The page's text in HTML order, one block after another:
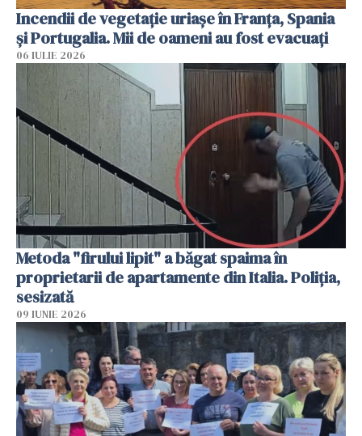
Incendii de vegetație uriașe în Franța, Spania
și Portugalia. Mii de oameni au fost evacuați
06 IULIE 2026
Metoda "firului lipit" a băgat spaima în
proprietarii de apartamente din Italia. Poliția,
sesizată
09 IUNIE 2026